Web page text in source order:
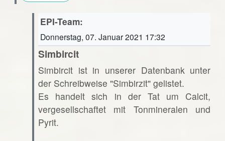
EPI-Team:
Donnerstag, 07. Januar 2021 17:32
Simbircit
Simbircit ist in unserer Datenbank unter
der Schreibweise "Simbirzit" gelistet.
Es handelt sich in der Tat um Calcit,
vergesellschaftet mit Tonmineralen und
Pyrit.